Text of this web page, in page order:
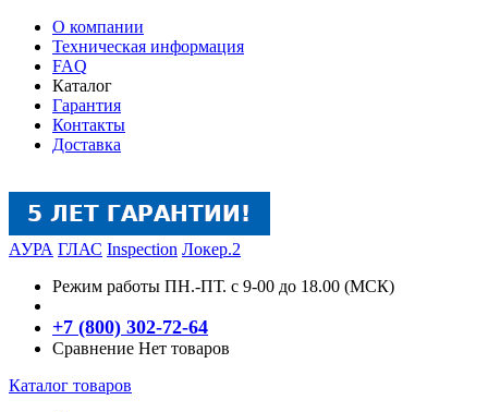
О компании
Техническая информация
FAQ
Каталог
Гарантия
Контакты
Доставка
АУРА ГЛАС Inspection Локер.2
Режим работы ПН.-ПТ. с 9-00 до 18.00 (МСК)
+7 (800) 302-72-64
Сравнение Нет товаров
Каталог товаров